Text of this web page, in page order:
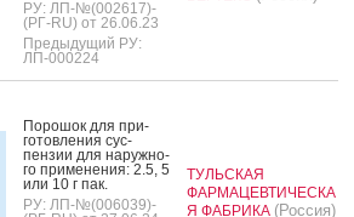
РУ: ЛП-№(002617)-
(РГ-RU) от 26.06.23
Предыдущий РУ:
ЛП-000224
По­рошок для при­
готов­ле­ния сус­
пензии для на­руж­но­
го при­мене­ния: 2.5, 5
или 10 г пак.
РУ: ЛП-№(006039)-
ТУЛЬСКАЯ
ФАРМАЦЕВТИЧЕСКА
Я ФАБРИКА (Россия)